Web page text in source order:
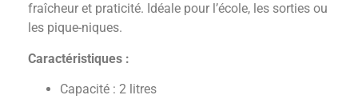
fraîcheur et praticité. Idéale pour l’école, les sorties ou
les pique-niques.
Caractéristiques :
Capacité : 2 litres